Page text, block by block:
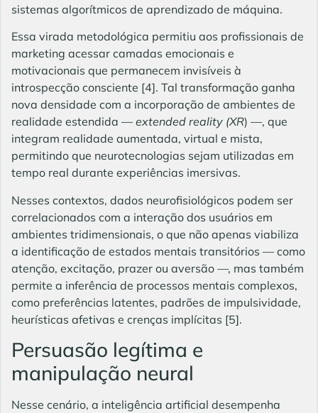
sistemas algorítmicos de aprendizado de máquina.
Essa virada metodológica permitiu aos profissionais de
marketing acessar camadas emocionais e
motivacionais que permanecem invisíveis à
introspecção consciente [4]. Tal transformação ganha
nova densidade com a incorporação de ambientes de
realidade estendida — extended reality (XR) —, que
integram realidade aumentada, virtual e mista,
permitindo que neurotecnologias sejam utilizadas em
tempo real durante experiências imersivas.
Nesses contextos, dados neurofisiológicos podem ser
correlacionados com a interação dos usuários em
ambientes tridimensionais, o que não apenas viabiliza
a identificação de estados mentais transitórios — como
atenção, excitação, prazer ou aversão —, mas também
permite a inferência de processos mentais complexos,
como preferências latentes, padrões de impulsividade,
heurísticas afetivas e crenças implícitas [5].
Persuasão legítima e
manipulação neural
Nesse cenário, a inteligência artificial desempenha